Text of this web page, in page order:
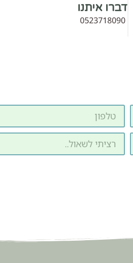
דברו איתנו
0523718090